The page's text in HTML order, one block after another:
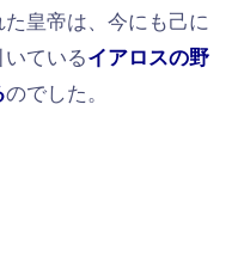
皇帝は、今にも己に
ているイアロスの野
のでした。